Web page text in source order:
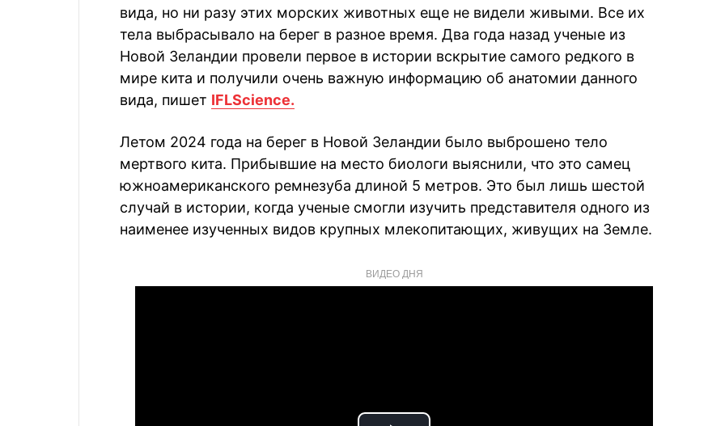
вида, но ни разу этих морских животных еще не видели живыми. Все их
тела выбрасывало на берег в разное время. Два года назад ученые из
Новой Зеландии провели первое в истории вскрытие самого редкого в
мире кита и получили очень важную информацию об анатомии данного
вида, пишет IFLScience.
Летом 2024 года на берег в Новой Зеландии было выброшено тело
мертвого кита. Прибывшие на место биологи выяснили, что это самец
южноамериканского ремнезуба длиной 5 метров. Это был лишь шестой
случай в истории, когда ученые смогли изучить представителя одного из
наименее изученных видов крупных млекопитающих, живущих на Земле.
ВИДЕО ДНЯ